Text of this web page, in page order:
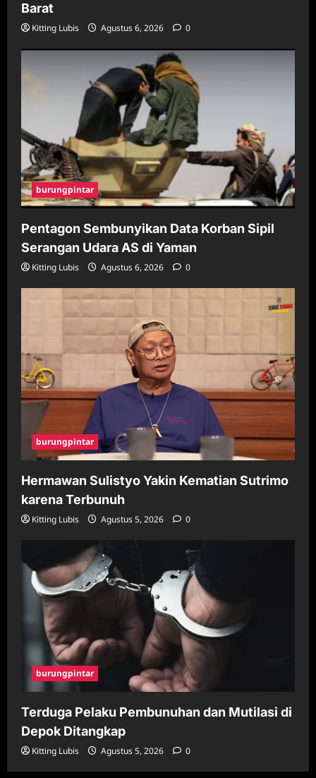
Barat
Kitting Lubis Agustus 6, 2026 0
burungpintar
Pentagon Sembunyikan Data Korban Sipil
Serangan Udara AS di Yaman
Kitting Lubis Agustus 6, 2026 0
burungpintar
Hermawan Sulistyo Yakin Kematian Sutrimo
karena Terbunuh
Kitting Lubis Agustus 5, 2026 0
burungpintar
Terduga Pelaku Pembunuhan dan Mutilasi di
Depok Ditangkap
Kitting Lubis Agustus 5, 2026 0